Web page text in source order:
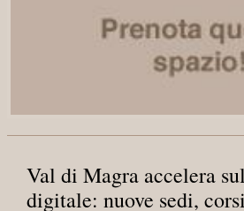
Val di Magra accelera
digitale: nuove sedi,